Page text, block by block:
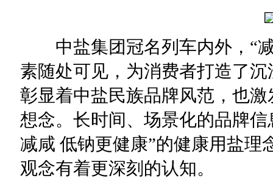
中盐集团冠名列车内外，“减
素随处可见，为消费者打造了
彰显着中盐民族品牌风范，也
想念。长时间、场景化的品牌
减咸 低钠更健康”的健康用盐理
观念有着更深刻的认知。